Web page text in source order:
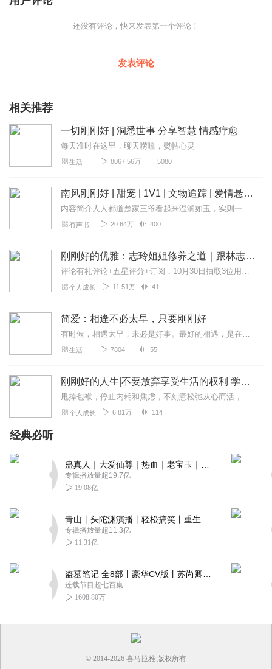
还没有评论，快来发表第一个评论！
发表评论
相关推荐
一切刚刚好 | 洞悉世事 分享智慧 情感疗愈
每天准时在这里，聊天唠嗑，熨帖心灵
生活 8067.56万 5080
南风刚刚好 | 甜宠 | 1V1 | 文物追踪 | 爱情悬疑 | 一见钟情
内容简介人人都道楚家三爷看起来温润如玉，实则一米八的身高，八米一的反骨，谁也不服。直到某一天，楚三爷破洞牛仔裤上的洞，一个个被缝上。什么情况？面对众人的诧...
有声书 20.64万 400
刚刚好的优雅：志玲姐姐修养之道｜跟林志玲学高情商表达，修炼温柔气质｜不强求，不比较，一切都可以刚刚好｜女性成长 亲密关系
评论有礼评论+五星评分+订阅，10月30日抽取3位用户，各赠送喜马月卡1张。开奖公示：恭喜双翼之驹，Nitrolove，WK66三位用户获得喜马拉雅会员月卡一张...
个人成长 11.51万 41
简爱：相逢不必太早，只要刚刚好
有时候，相遇太早，未必是好事。最好的相遇，是在刚刚好的时候，你遇到他。《相逢不必太早，只要刚刚好》是商人作家，励志女王简爱，写给人生路上还未刚刚好的你，通过一篇...
生活 7804 55
刚刚好的人生|不要放弃享受生活的权利 学会取舍
甩掉包袱，停止内耗和焦虑，不刻意松弛从心而活，顺势而为，人生小满胜万全无论你有没有钱，都不要放弃享受生活的权利【内容简介】我们抱怨整天都在忙碌，但在为谁而忙？没...
个人成长 6.81万 114
经典必听
专辑播放量超19.7亿
19.08亿
专辑播放量超11.3亿
11.31亿
连载节目超七百集
1608.80万
© 2014-2026 喜马拉雅 版权所有